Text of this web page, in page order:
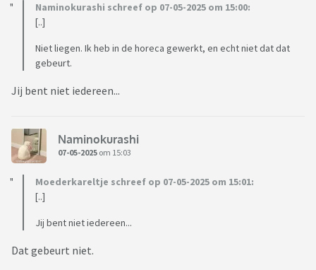
Naminokurashi schreef op 07-05-2025 om 15:00:
[..]
Niet liegen. Ik heb in de horeca gewerkt, en echt niet dat dat
gebeurt.
Jij bent niet iedereen...
Naminokurashi
07-05-2025 om 15:03
Moederkareltje schreef op 07-05-2025 om 15:01:
[..]
Jij bent niet iedereen...
Dat gebeurt niet.